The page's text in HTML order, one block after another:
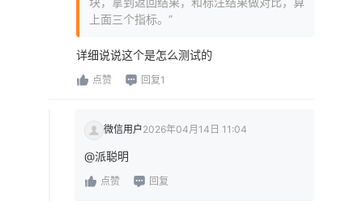
上面三个指标。”
详细说说这个是怎么测试的
点赞 回复1
微信用户2026年04月14日 11:04
@派聪明
点赞 回复